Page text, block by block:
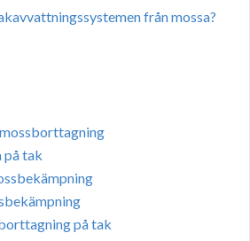
från mossa?
på tak
på tak